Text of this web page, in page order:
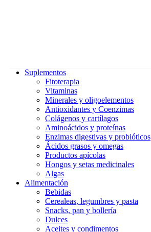
Suplementos
Fitoterapia
Vitaminas
Minerales y oligoelementos
Antioxidantes y Coenzimas
Colágenos y cartílagos
Aminoácidos y proteínas
Enzimas digestivas y probióticos
Ácidos grasos y omegas
Productos apícolas
Hongos y setas medicinales
Algas
Alimentación
Bebidas
Cerealeas, legumbres y pasta
Snacks, pan y bollería
Dulces
Aceites y condimentos